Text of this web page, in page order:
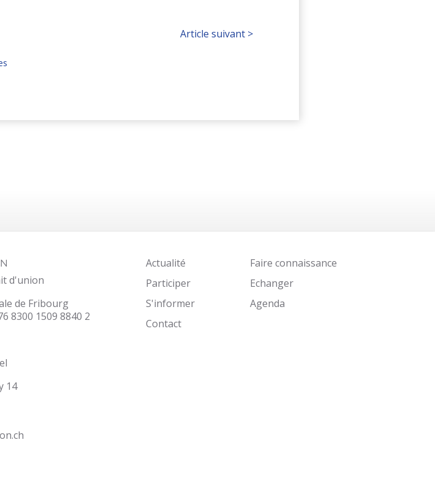
Article suivant >
d'union
de Fribourg
8300 1509 8840 2
14
Actualité
Faire connaissance
Participer
Echanger
S'informer
Agenda
Contact